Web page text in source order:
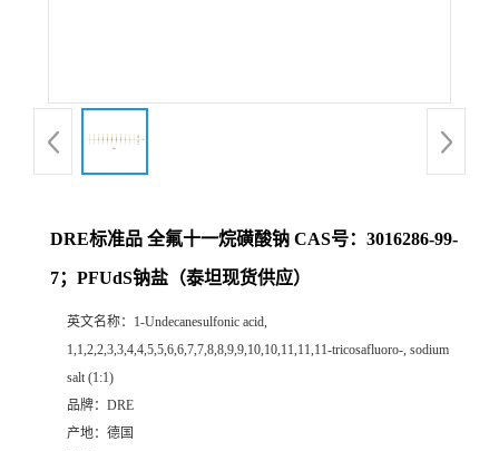
DRE标准品 全氟十一烷磺酸钠 CAS号：3016286-99-
7；PFUdS钠盐（泰坦现货供应）
英文名称： 1-Undecanesulfonic acid,
1,1,2,2,3,3,4,4,5,5,6,6,7,7,8,8,9,9,10,10,11,11,11-tricosafluoro-, sodium
salt (1:1)
品牌： DRE
产地： 德国